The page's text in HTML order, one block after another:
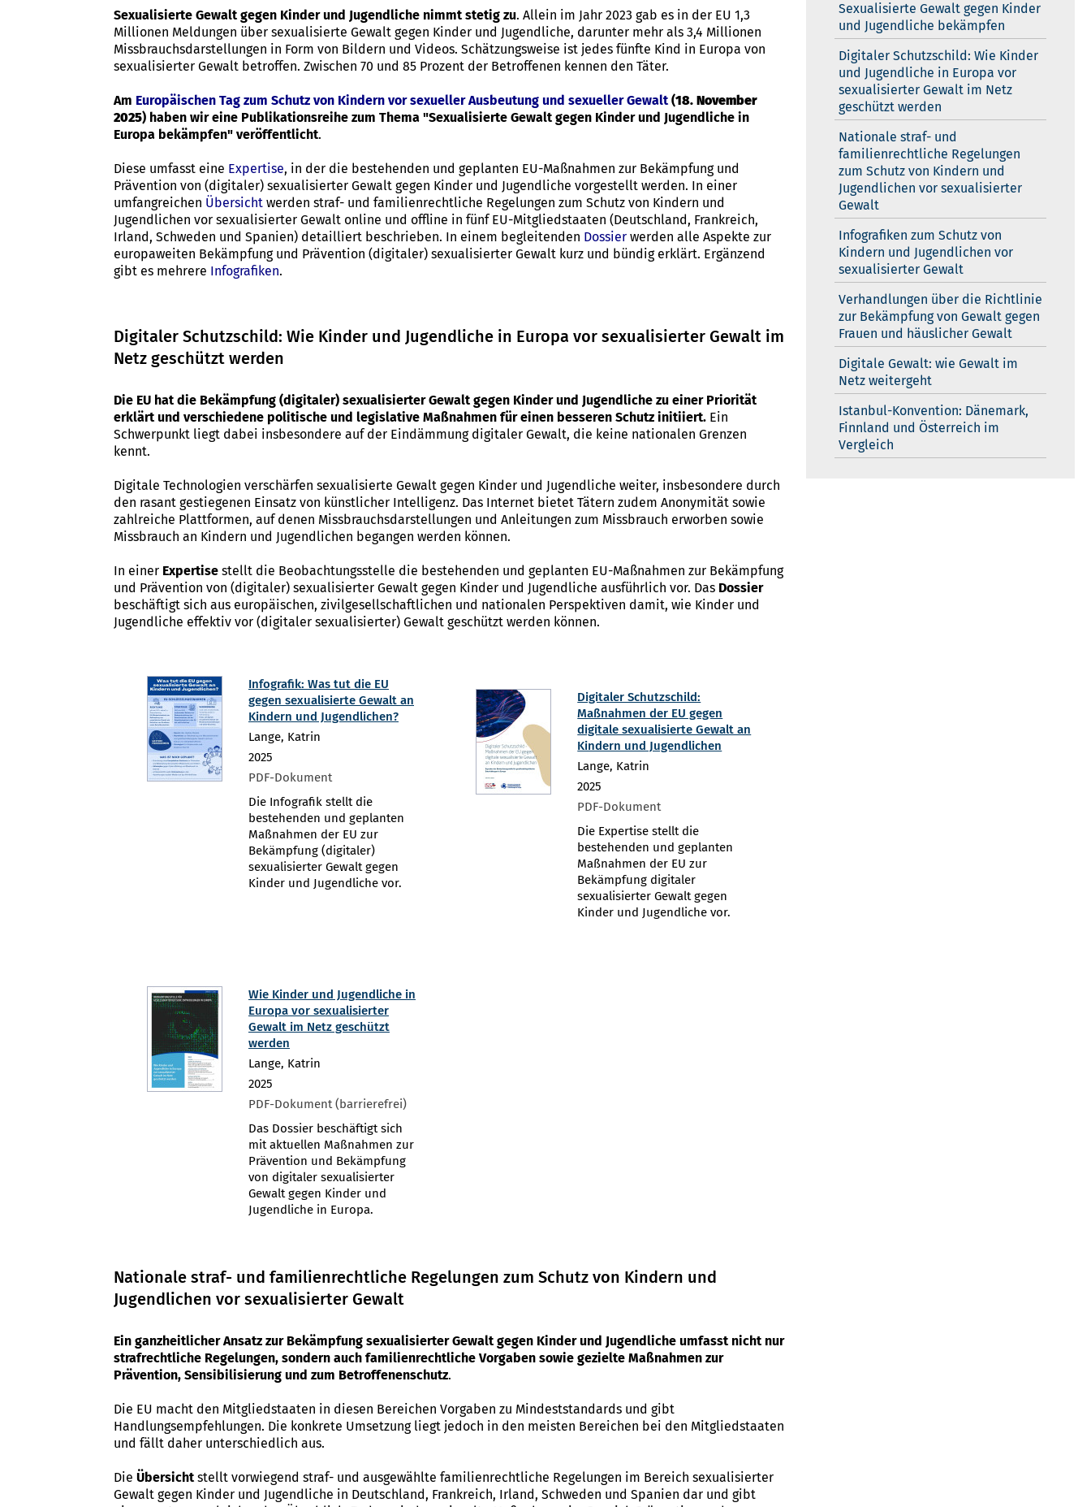
Sexualisierte Gewalt gegen Kinder
und Jugendliche bekämpfen
Digitaler Schutzschild: Wie Kinder
und Jugendliche in Europa vor
sexualisierter Gewalt im Netz
geschützt werden
Nationale straf- und
familienrechtliche Regelungen
zum Schutz von Kindern und
Jugendlichen vor sexualisierter
Gewalt
Infografiken zum Schutz von
Kindern und Jugendlichen vor
sexualisierter Gewalt
Verhandlungen über die Richtlinie
zur Bekämpfung von Gewalt gegen
Frauen und häuslicher Gewalt
Digitale Gewalt: wie Gewalt im
Netz weitergeht
Istanbul-Konvention: Dänemark,
Finnland und Österreich im
Vergleich
Sexualisierte Gewalt gegen Kinder und Jugendliche nimmt stetig zu. Allein im Jahr 2023 gab es in der EU 1,3
Millionen Meldungen über sexualisierte Gewalt gegen Kinder und Jugendliche, darunter mehr als 3,4 Millionen
Missbrauchsdarstellungen in Form von Bildern und Videos. Schätzungsweise ist jedes fünfte Kind in Europa von
sexualisierter Gewalt betroffen. Zwischen 70 und 85 Prozent der Betroffenen kennen den Täter.
Am Europäischen Tag zum Schutz von Kindern vor sexueller Ausbeutung und sexuellerGewalt(18. November
2025) haben wir eine Publikationsreihe zum Thema "Sexualisierte Gewalt gegen Kinder und Jugendliche in
Europa bekämpfen" veröffentlicht.
Diese umfasst eine Expertise, in der die bestehenden und geplanten EU-Maßnahmen zur Bekämpfung und
Prävention von (digitaler) sexualisierter Gewalt gegen Kinder und Jugendliche vorgestellt werden. In einer
umfangreichen Übersicht werden straf- und familienrechtliche Regelungen zum Schutz von Kindern und
Jugendlichen vor sexualisierter Gewalt online und offline in fünf EU-Mitgliedstaaten (Deutschland, Frankreich,
Irland, Schweden und Spanien) detailliert beschrieben. In einem begleitenden Dossier werden alle Aspekte zur
europaweiten Bekämpfung und Prävention (digitaler) sexualisierter Gewalt kurz und bündig erklärt. Ergänzend
gibt es mehrere Infografiken.
Digitaler Schutzschild: Wie Kinder und Jugendliche in Europa vor sexualisierter Gewalt im
Netz geschützt werden
Die EU hat die Bekämpfung (digitaler) sexualisierter Gewalt gegen Kinder und Jugendliche zu einer Priorität
erklärt und verschiedene politische und legislative Maßnahmen für einen besseren Schutz initiiert. Ein
Schwerpunkt liegt dabei insbesondere auf der Eindämmung digitaler Gewalt, die keine nationalen Grenzen
kennt.
Digitale Technologien verschärfen sexualisierte Gewalt gegen Kinder und Jugendliche weiter, insbesondere durch
den rasant gestiegenen Einsatz von künstlicher Intelligenz. Das Internet bietet Tätern zudem Anonymität sowie
zahlreiche Plattformen, auf denen Missbrauchsdarstellungen und Anleitungen zum Missbrauch erworben sowie
Missbrauch an Kindern und Jugendlichen begangen werden können.
In einer Expertise stellt die Beobachtungsstelle die bestehenden und geplanten EU-Maßnahmen zur Bekämpfung
und Prävention von (digitaler) sexualisierter Gewalt gegen Kinder und Jugendliche ausführlich vor. Das Dossier
beschäftigt sich aus europäischen, zivilgesellschaftlichen und nationalen Perspektiven damit, wie Kinder und
Jugendliche effektiv vor (digitaler sexualisierter) Gewalt geschützt werden können.
Infografik: Was tut die EU
gegen sexualisierte Gewalt an
Kindern und Jugendlichen?
Lange, Katrin
2025
PDF-Dokument
Die Infografik stellt die
bestehenden und geplanten
Maßnahmen der EU zur
Bekämpfung (digitaler)
sexualisierter Gewalt gegen
Kinder und Jugendliche vor.
Digitaler Schutzschild:
Maßnahmen der EU gegen
digitale sexualisierte Gewalt an
Kindern und Jugendlichen
Lange, Katrin
2025
PDF-Dokument
Die Expertise stellt die
bestehenden und geplanten
Maßnahmen der EU zur
Bekämpfung digitaler
sexualisierter Gewalt gegen
Kinder und Jugendliche vor.
Wie Kinder und Jugendliche in
Europa vor sexualisierter
Gewalt im Netz geschützt
werden
Lange, Katrin
2025
PDF-Dokument (barrierefrei)
Das Dossier beschäftigt sich
mit aktuellen Maßnahmen zur
Prävention und Bekämpfung
von digitaler sexualisierter
Gewalt gegen Kinder und
Jugendliche in Europa.
Nationale straf- und familienrechtliche Regelungen zum Schutz von Kindern und
Jugendlichen vor sexualisierter Gewalt
Ein ganzheitlicher Ansatz zur Bekämpfung sexualisierter Gewalt gegen Kinder und Jugendliche umfasst nicht nur
strafrechtliche Regelungen, sondern auch familienrechtliche Vorgaben sowie gezielte Maßnahmen zur
Prävention, Sensibilisierung und zum Betroffenenschutz.
Die EU macht den Mitgliedstaaten in diesen Bereichen Vorgaben zu Mindeststandards und gibt
Handlungsempfehlungen. Die konkrete Umsetzung liegt jedoch in den meisten Bereichen bei den Mitgliedstaaten
und fällt daher unterschiedlich aus.
Die Übersichtstellt vorwiegend straf- und ausgewählte familienrechtliche Regelungen im Bereich sexualisierter
Gewalt gegen Kinder und Jugendliche in Deutschland, Frankreich, Irland, Schweden und Spanien dar und gibt